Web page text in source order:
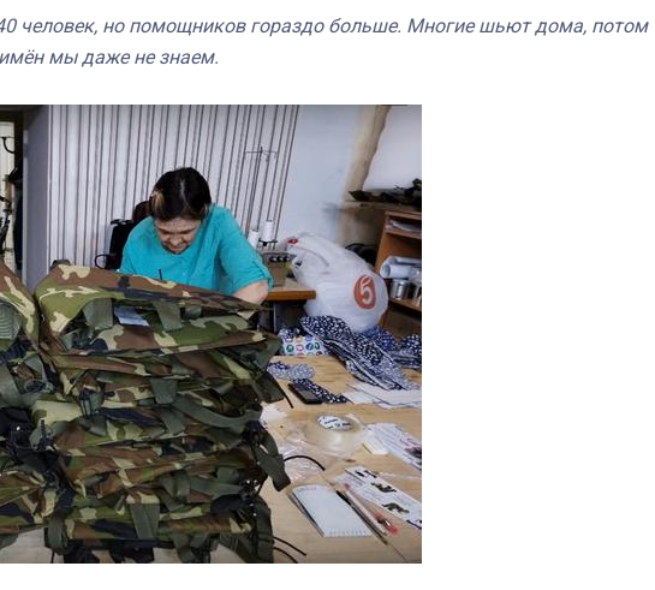
человек, но помощников гораздо больше. Многие шьют дома, потом
мы даже не знаем.